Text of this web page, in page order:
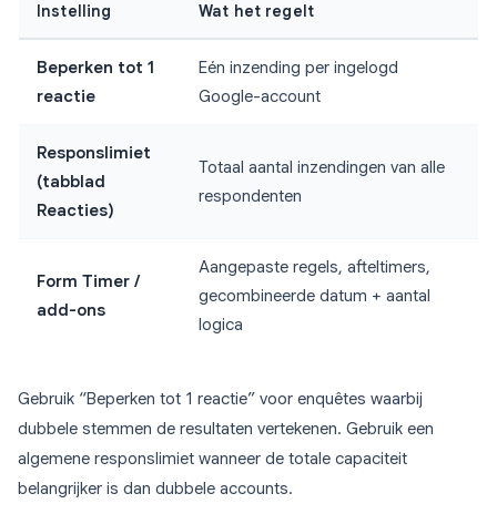
Instelling Wat het regelt
Beperken tot 1
reactie
Eén inzending per ingelogd
Google-account
Responslimiet
(tabblad
Reacties)
Totaal aantal inzendingen van alle
respondenten
Form Timer /
add-ons
Aangepaste regels, afteltimers,
gecombineerde datum + aantal
logica
Gebruik “Beperken tot 1 reactie” voor enquêtes waarbij
dubbele stemmen de resultaten vertekenen. Gebruik een
algemene responslimiet wanneer de totale capaciteit
belangrijker is dan dubbele accounts.